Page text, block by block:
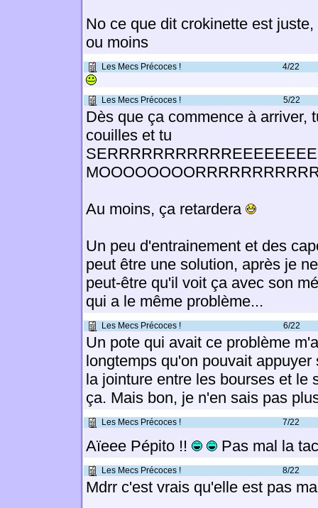
No ce que dit crokinette est
ou moins
Les Mecs Précoces ! 4/22
Les Mecs Précoces ! 5/22
Dès que ça commence à arriver,
couilles et tu
Au moins, ça retardera
Un peu d'entrainement et des
peut être une solution, après je
peut-être qu'il voit ça avec son
qui a le même problème...
Les Mecs Précoces ! 6/22
Un pote qui avait ce problème
longtemps qu'on pouvait
la jointure entre les bourses et le
ça. Mais bon, je n'en sais pas
Les Mecs Précoces ! 7/22
Aïeee Pépito !! Pas mal la
Les Mecs Précoces ! 8/22
Mdrr c'est vrais qu'elle est pas